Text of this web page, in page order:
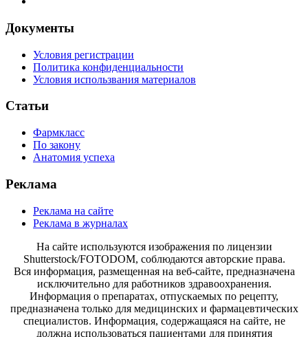
Документы
Условия регистрации
Политика конфиденциальности
Условия использвания материалов
Статьи
Фармкласс
По закону
Анатомия успеха
Реклама
Реклама на сайте
Реклама в журналах
На сайте используются изображения по лицензии
Shutterstock/FOTODOM, соблюдаются авторские права.
Вся информация, размещенная на веб-сайте, предназначена
исключительно для работников здравоохранения.
Информация о препаратах, отпускаемых по рецепту,
предназначена только для медицинских и фармацевтических
специалистов. Информация, содержащаяся на сайте, не
должна использоваться пациентами для принятия